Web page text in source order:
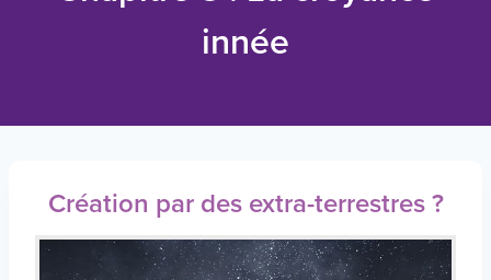
innée
Création par des extra-terrestres ?